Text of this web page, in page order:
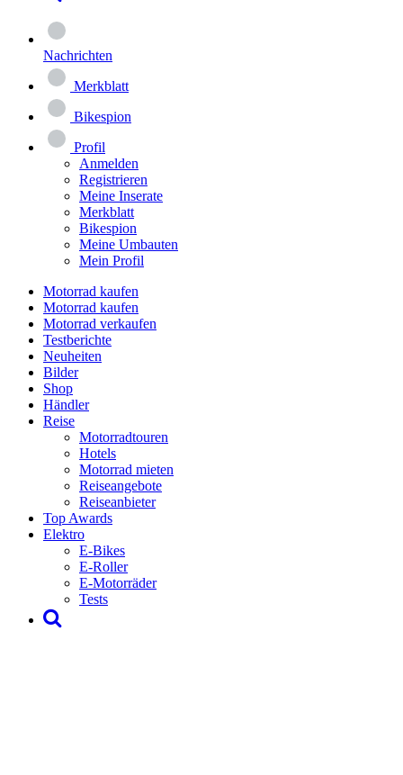
Nachrichten
Merkblatt
Bikespion
Profil
Anmelden
Registrieren
Meine Inserate
Merkblatt
Bikespion
Meine Umbauten
Mein Profil
Motorrad kaufen
Motorrad kaufen
Motorrad verkaufen
Testberichte
Neuheiten
Bilder
Shop
Händler
Reise
Motorradtouren
Hotels
Motorrad mieten
Reiseangebote
Reiseanbieter
Top Awards
Elektro
E-Bikes
E-Roller
E-Motorräder
Tests